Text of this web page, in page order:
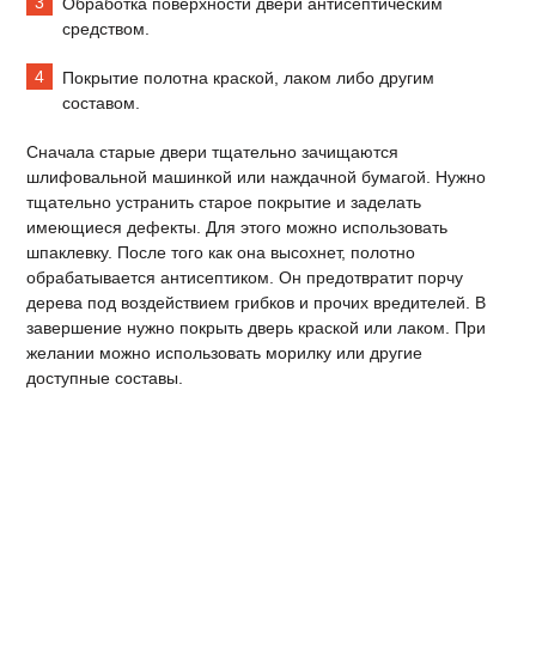
средством.
Покрытие полотна краской, лаком либо другим
составом.
Сначала старые двери тщательно зачищаются
шлифовальной машинкой или наждачной бумагой. Нужно
тщательно устранить старое покрытие и заделать
имеющиеся дефекты. Для этого можно использовать
шпаклевку. После того как она высохнет, полотно
обрабатывается антисептиком. Он предотвратит порчу
дерева под воздействием грибков и прочих вредителей. В
завершение нужно покрыть дверь краской или лаком. При
желании можно использовать морилку или другие
доступные составы.